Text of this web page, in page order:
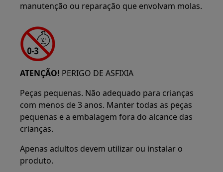
manutenção ou reparação que envolvam molas.
ATENÇÃO! PERIGO DE ASFIXIA
Peças pequenas. Não adequado para crianças
com menos de 3 anos. Manter todas as peças
pequenas e a embalagem fora do alcance das
crianças.
Apenas adultos devem utilizar ou instalar o
produto.